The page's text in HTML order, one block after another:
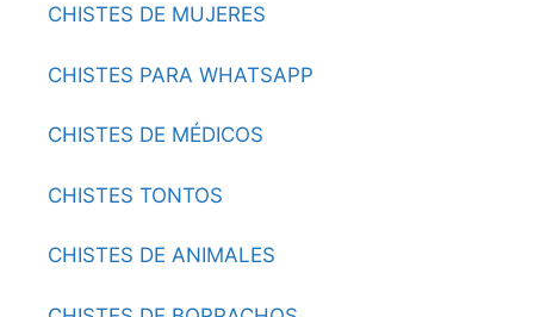
CHISTES DE MUJERES
CHISTES PARA WHATSAPP
CHISTES DE MÉDICOS
CHISTES TONTOS
CHISTES DE ANIMALES